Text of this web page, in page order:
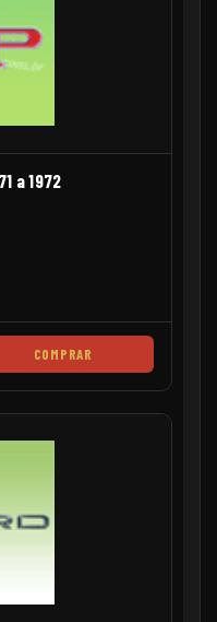
a 1972
COMPRAR